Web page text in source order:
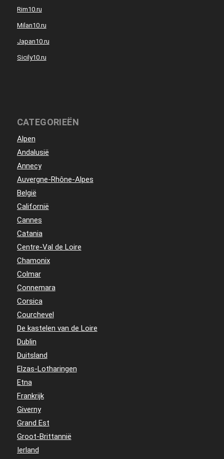
Rim10.ru
Milan10.ru
Japan10.ru
Sicily10.ru
CATEGORIEËN
Alpen
Andalusië
Annecy
Auvergne-Rhône-Alpes
België
Californië
Cannes
Catania
Centre-Val de Loire
Chamonix
Colmar
Connemara
Corsica
Courchevel
De kastelen van de Loire
Dublin
Duitsland
Elzas-Lotharingen
Etna
Frankrijk
Giverny
Grand Est
Groot-Brittannië
Ierland